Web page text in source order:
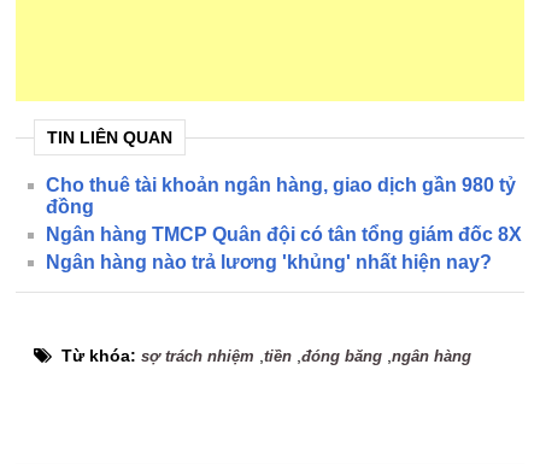
TIN LIÊN QUAN
Cho thuê tài khoản ngân hàng, giao dịch gần 980 tỷ
đồng
Ngân hàng TMCP Quân đội có tân tổng giám đốc 8X
Ngân hàng nào trả lương 'khủng' nhất hiện nay?
Từ khóa:sợ trách nhiệm ,tiền ,đóng băng ,ngân hàng